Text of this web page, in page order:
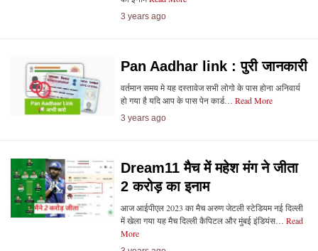
3 years ago
Pan Aadhar link : पुरी जानकारी
वर्तमान समय मे यह दस्तावेज सभी लोगो के पास होना अनिवार्य
हो गया है यदि आप के पास पेन कार्ड… Read More
3 years ago
Dream11 मैच में महेश मंग ने जीता
2 करोड़ का इनाम
आज आईपीएल 2023 का मैच अरुण जेटली स्टेडियम नई दिल्ली
में खेला गया यह मैच दिल्ली कैपिटल और मुंबई इंडियंस… Read
More